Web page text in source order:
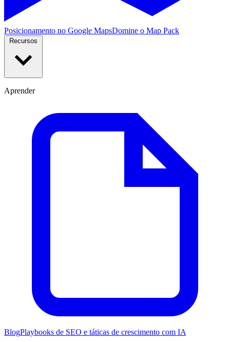
Posicionamento no Google MapsDomine o Map Pack
Aprender
BlogPlaybooks de SEO e táticas de crescimento com IA